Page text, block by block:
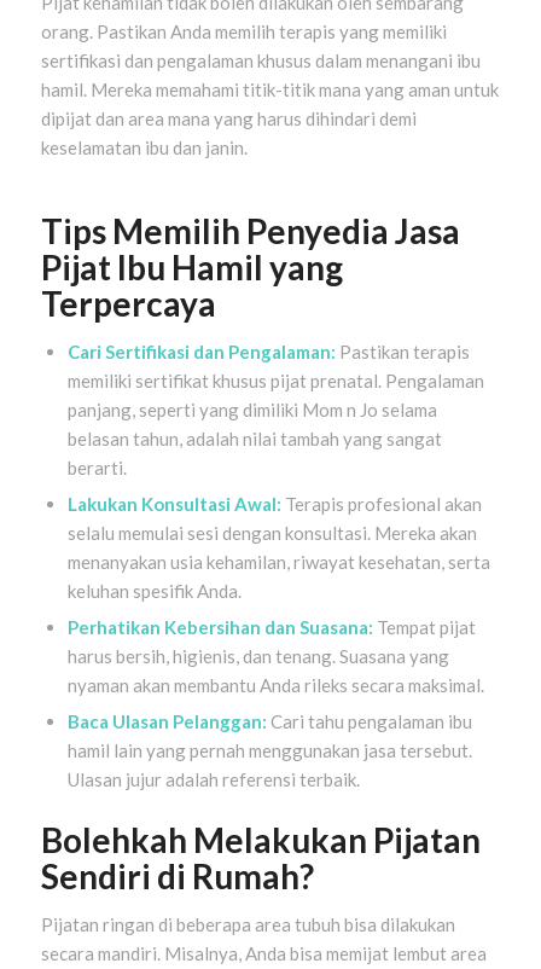
orang. Pastikan Anda memilih terapis yang memiliki
sertifikasi dan pengalaman khusus dalam menangani ibu
hamil. Mereka memahami titik-titik mana yang aman untuk
dipijat dan area mana yang harus dihindari demi
keselamatan ibu dan janin.
Tips Memilih Penyedia Jasa
Pijat Ibu Hamil yang
Terpercaya
Cari Sertifikasi dan Pengalaman: Pastikan terapis
memiliki sertifikat khusus pijat prenatal. Pengalaman
panjang, seperti yang dimiliki Mom n Jo selama
belasan tahun, adalah nilai tambah yang sangat
berarti.
Lakukan Konsultasi Awal: Terapis profesional akan
selalu memulai sesi dengan konsultasi. Mereka akan
menanyakan usia kehamilan, riwayat kesehatan, serta
keluhan spesifik Anda.
Perhatikan Kebersihan dan Suasana: Tempat pijat
harus bersih, higienis, dan tenang. Suasana yang
nyaman akan membantu Anda rileks secara maksimal.
Baca Ulasan Pelanggan: Cari tahu pengalaman ibu
hamil lain yang pernah menggunakan jasa tersebut.
Ulasan jujur adalah referensi terbaik.
Bolehkah Melakukan Pijatan
Sendiri di Rumah?
Pijatan ringan di beberapa area tubuh bisa dilakukan
secara mandiri. Misalnya, Anda bisa memijat lembut area